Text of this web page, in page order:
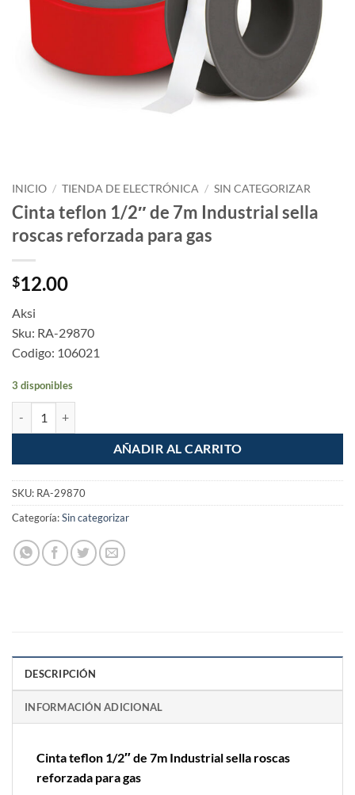
INICIO / TIENDA DE ELECTRÓNICA / SIN CATEGORIZAR
Cinta teflon 1/2″ de 7m Industrial sella
roscas reforzada para gas
$12.00
Aksi
Sku: RA-29870
Codigo: 106021
3 disponibles
AÑADIR AL CARRITO
SKU: RA-29870
Categoría:Sin categorizar
DESCRIPCIÓN
INFORMACIÓN ADICIONAL
Cinta teflon 1/2″ de 7m Industrial sella roscas
reforzada para gas